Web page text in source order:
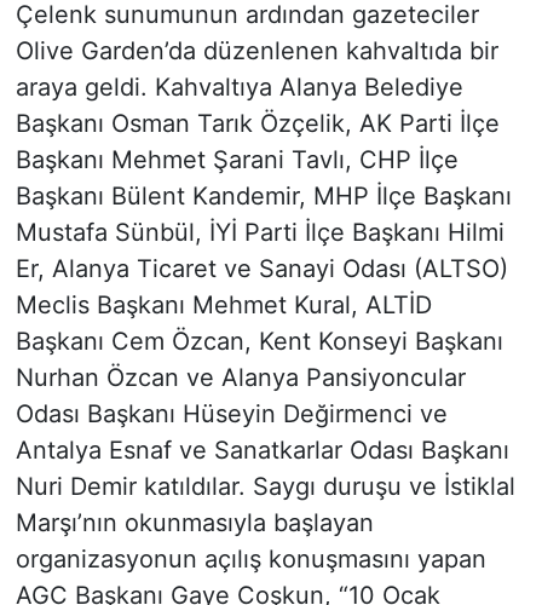
Çelenk sunumunun ardından gazeteciler
Olive Garden’da düzenlenen kahvaltıda bir
araya geldi. Kahvaltıya Alanya Belediye
Başkanı Osman Tarık Özçelik, AK Parti İlçe
Başkanı Mehmet Şarani Tavlı, CHP İlçe
Başkanı Bülent Kandemir, MHP İlçe Başkanı
Mustafa Sünbül, İYİ Parti İlçe Başkanı Hilmi
Er, Alanya Ticaret ve Sanayi Odası (ALTSO)
Meclis Başkanı Mehmet Kural, ALTİD
Başkanı Cem Özcan, Kent Konseyi Başkanı
Nurhan Özcan ve Alanya Pansiyoncular
Odası Başkanı Hüseyin Değirmenci ve
Antalya Esnaf ve Sanatkarlar Odası Başkanı
Nuri Demir katıldılar. Saygı duruşu ve İstiklal
Marşı’nın okunmasıyla başlayan
organizasyonun açılış konuşmasını yapan
AGC Başkanı Gaye Coşkun, “10 Ocak